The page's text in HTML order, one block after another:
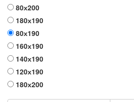
80х200
180х190
80х190
160х190
140х190
120х190
180х200